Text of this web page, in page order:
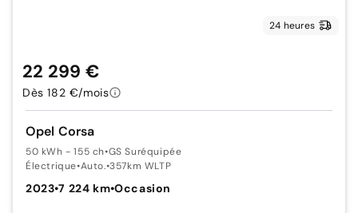
24 heures
Opel Corsa
50 kWh - 155 ch•GS Suréquipée
Électrique•Auto.•357km WLTP
2023•7 224 km•Occasion
22 299 €
Dès 182 €/mois